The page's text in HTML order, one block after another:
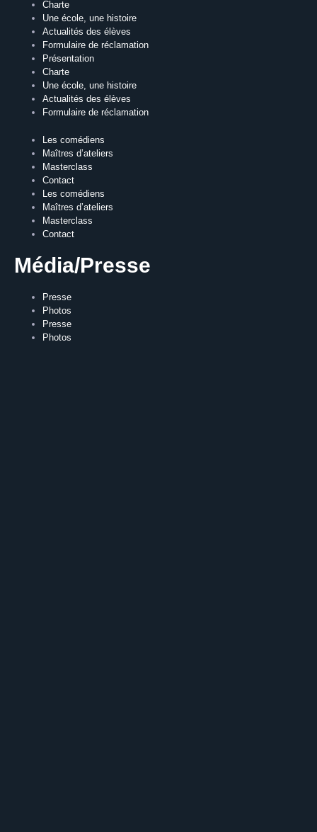
Charte
Une école, une histoire
Actualités des élèves
Formulaire de réclamation
Présentation
Charte
Une école, une histoire
Actualités des élèves
Formulaire de réclamation
Les comédiens
Maîtres d’ateliers
Masterclass
Contact
Les comédiens
Maîtres d’ateliers
Masterclass
Contact
Média/Presse
Presse
Photos
Presse
Photos